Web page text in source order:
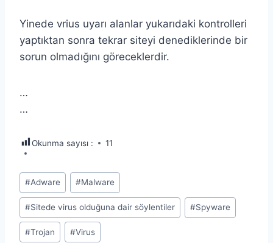
Yinede vrius uyarı alanlar yukarıdaki kontrolleri
yaptıktan sonra tekrar siteyi denediklerinde bir
sorun olmadığını göreceklerdir.
…
…
Okunma sayısı : 11
Post
Tags:
#Adware #Malware
#Sitede virus olduğuna dair söylentiler #Spyware
#Trojan #Virus